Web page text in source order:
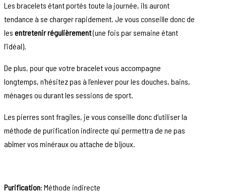
Les bracelets étant portés toute la journée, ils auront
tendance à se charger rapidement. Je vous conseille donc de
les entretenir régulièrement(une fois par semaine étant
l’idéal).
De plus, pour que votre bracelet vous accompagne
longtemps, n’hésitez pas à l’enlever pour les douches, bains,
ménages ou durant les sessions de sport.
Les pierres sont fragiles, je vous conseille donc d’utiliser la
méthode de purification indirecte qui permettra de ne pas
abîmer vos minéraux ou attache de bijoux.
Purification: Méthode indirecte